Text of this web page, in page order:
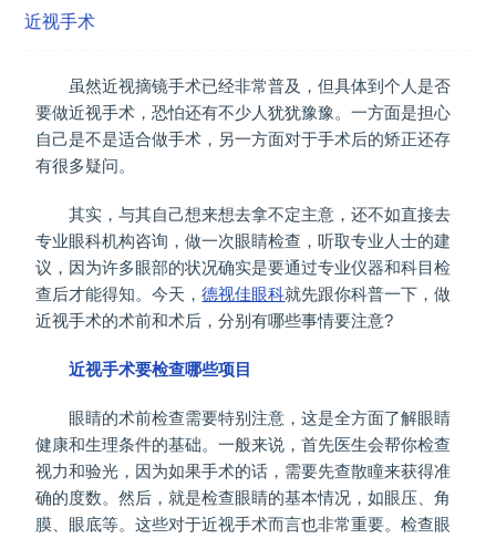
近视手术
虽然近视摘镜手术已经非常普及，但具体到个人是否
要做近视手术，恐怕还有不少人犹犹豫豫。一方面是担心
自己是不是适合做手术，另一方面对于手术后的矫正还存
有很多疑问。
其实，与其自己想来想去拿不定主意，还不如直接去
专业眼科机构咨询，做一次眼睛检查，听取专业人士的建
议，因为许多眼部的状况确实是要通过专业仪器和科目检
查后才能得知。今天，德视佳眼科就先跟你科普一下，做
近视手术的术前和术后，分别有哪些事情要注意?
近视手术要检查哪些项目
眼睛的术前检查需要特别注意，这是全方面了解眼睛
健康和生理条件的基础。一般来说，首先医生会帮你检查
视力和验光，因为如果手术的话，需要先查散瞳来获得准
确的度数。然后，就是检查眼睛的基本情况，如眼压、角
膜、眼底等。这些对于近视手术而言也非常重要。检查眼